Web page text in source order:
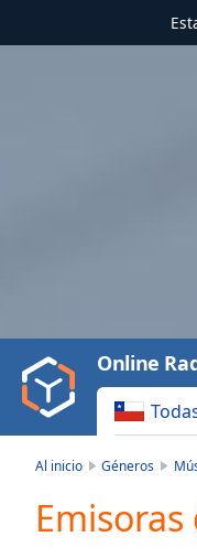
Video
Play
Backward
Skip
Current
Time0:00
Online
Al inicio Géneros